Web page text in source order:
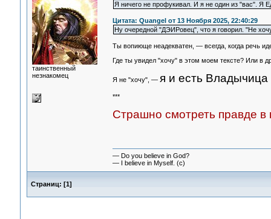
таинственный
незнакомец
Я ничего не профукивал. И я не один из "вас". Я
Цитата: Quangel от 13 Ноября 2025, 22:40:29
Ну очередной "ДЭИРовец", что я говорил. "Не
Ты вопиюще неадекватен, — всегда, когда речь
Где ты увидел "хочу" в этом моем тексте? Или в
Я не "хочу", — я и есть Владычица
***
Страшно смотреть правде в
— Do you believe in God?
— I believe in Myself. (c)
Страниц: [1]